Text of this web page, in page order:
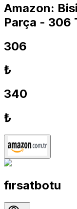
Amazon:
Parça - 306
306
₺
340
₺
fırsatbotu